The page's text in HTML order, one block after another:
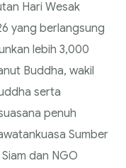
Hari Wesak
yang berlangsung
lebih 3,000
Buddha, wakil
serta
penuh
Sumber
dan NGO